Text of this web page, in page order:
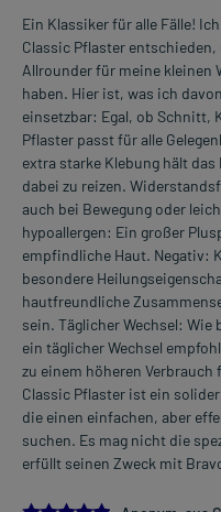
Ein Klassiker für alle Fälle!
Classic Pflaster
Allrounder für meine kleinen
haben. Hier ist, was ich
einsetzbar: Egal, ob Schnitt,
Pflaster passt für alle
extra starke Klebung hält
dabei zu reizen.
auch bei Bewegung oder
hypoallergen: Ein großer
empfindliche Haut. Negativ:
besondere
hautfreundliche
sein. Täglicher Wechsel:
ein täglicher Wechsel
zu einem höheren
Classic Pflaster ist ein
die einen einfachen, aber
suchen. Es mag nicht die
erfüllt seinen Zweck mit